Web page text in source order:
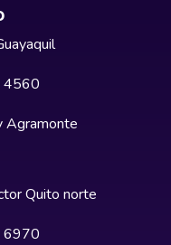
4560
Agramonte
Quito norte
6970